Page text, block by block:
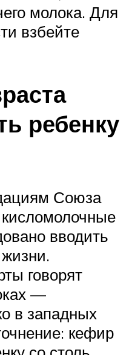
молока. Для
взбейте
ребенку
Союза
вводить
говорят
—
в западных
кефир